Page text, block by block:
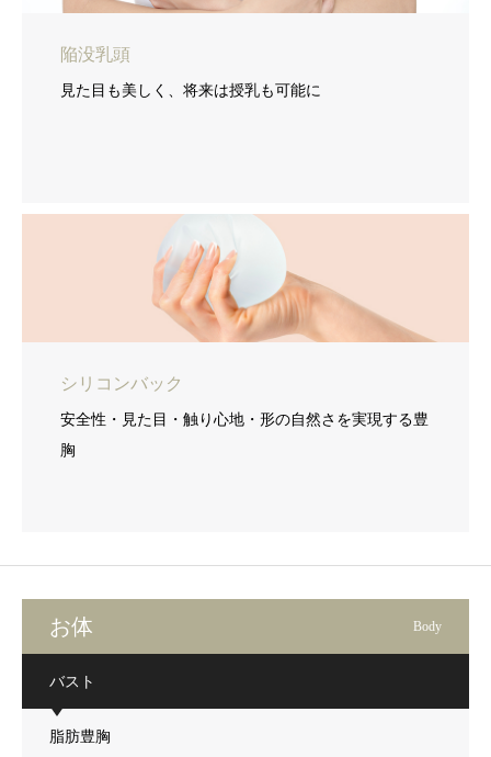
陥没乳頭
見た目も美しく、将来は授乳も可能に
シリコンバック
安全性・見た目・触り心地・形の自然さを実現する豊
胸
お体 Body
バスト
脂肪豊胸